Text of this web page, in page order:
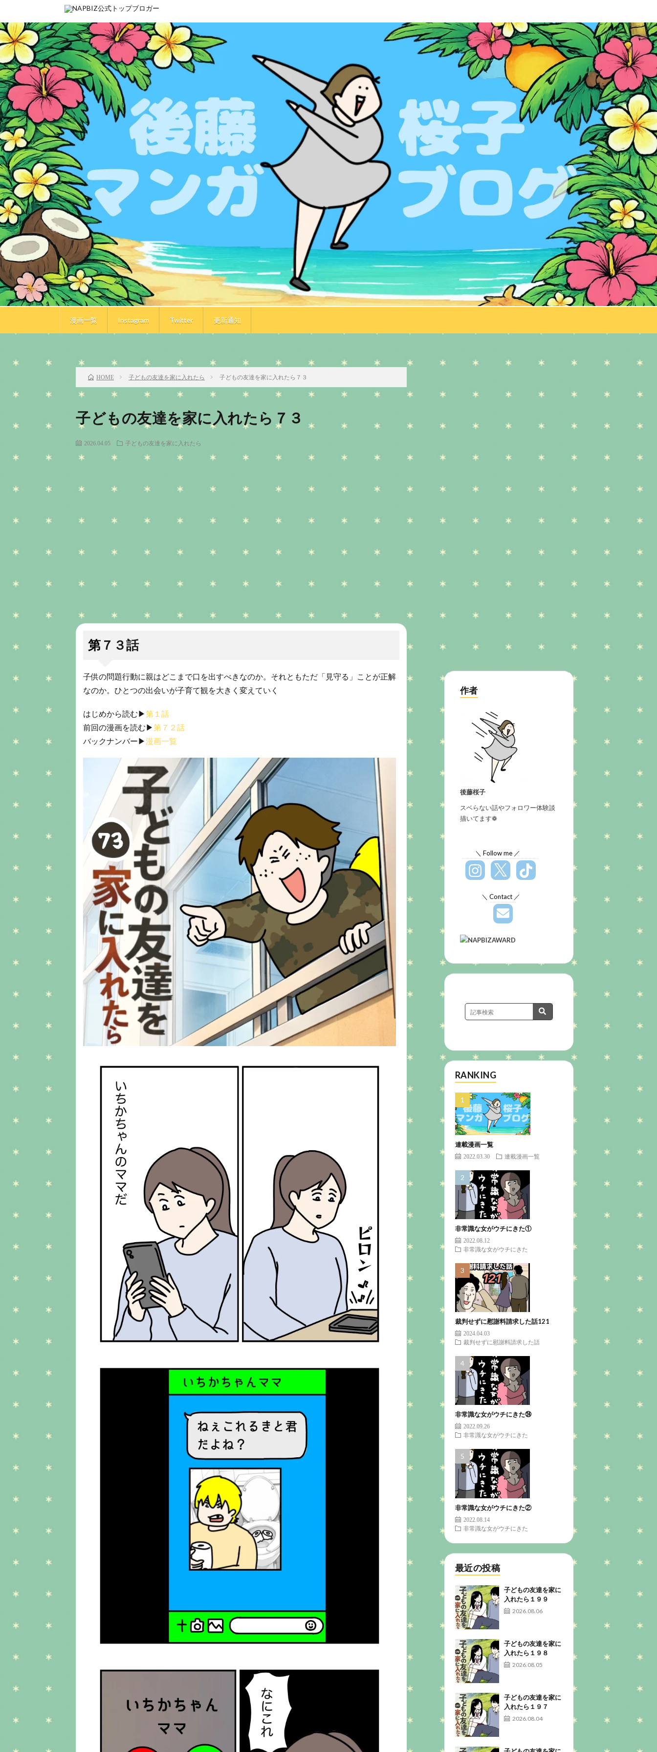
漫画一覧 Instagram Twitter
更新通知
前のお話
TOP 次のお話
HOME 子どもの友達を家に入れたら 子どもの友達を家に入れたら７３
子どもの友達を家に入れたら７３
2026.04.05 子どもの友達を家に入れたら
第７３話
子供の問題行動に親はどこまで口を出すべきなのか。それともただ「見守る」ことが正解
なのか。ひとつの出会いが子育て観を大きく変えていく
はじめから読む▶︎第１話
前回の漫画を読む▶︎第７２話
バックナンバー▶︎漫画一覧
作者
後藤桜子
スベらない話やフォロワー体験談
描いてます❁
＼ Follow me ／
＼ Contact ／
RANKING
連載漫画一覧
2022.03.30 連載漫画一覧
非常識な女がウチにきた①
2022.08.12
非常識な女がウチにきた
裁判せずに慰謝料請求した話121
2024.04.03
裁判せずに慰謝料請求した話
非常識な女がウチにきた㉔
2022.09.26
非常識な女がウチにきた
非常識な女がウチにきた②
2022.08.14
非常識な女がウチにきた
最近の投稿
子どもの友達を家に
入れたら１９９
2026.08.06
子どもの友達を家に
入れたら１９８
2026.08.05
子どもの友達を家に
入れたら１９７
2026.08.04